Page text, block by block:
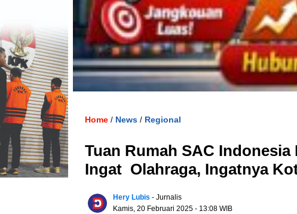
Home / News / Regional
Tuan Rumah SAC
Ingat Olahraga, Ingatnya
Hery Lubis - Jurnalis
Kamis, 20 Februari 2025 - 13:08 WIB